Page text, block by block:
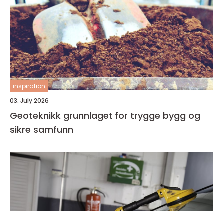
inspiration
03. July 2026
Geoteknikk grunnlaget for trygge bygg og
sikre samfunn